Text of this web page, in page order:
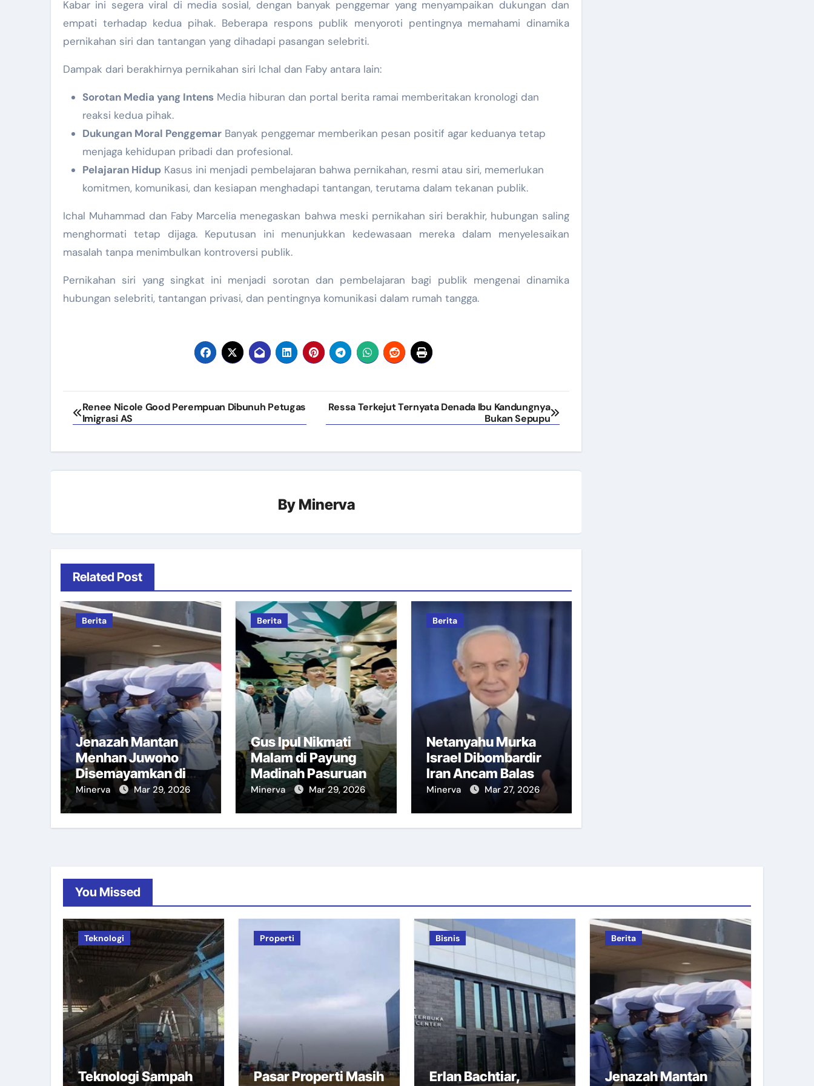
Kabar ini segera viral di media sosial, dengan banyak penggemar yang menyampaikan dukungan dan
empati terhadap kedua pihak. Beberapa respons publik menyoroti pentingnya memahami dinamika
pernikahan siri dan tantangan yang dihadapi pasangan selebriti.
Dampak dari berakhirnya pernikahan siri Ichal dan Faby antara lain:
Sorotan Media yang Intens Media hiburan dan portal berita ramai memberitakan kronologi dan
reaksi kedua pihak.
Dukungan Moral Penggemar Banyak penggemar memberikan pesan positif agar keduanya tetap
menjaga kehidupan pribadi dan profesional.
Pelajaran Hidup Kasus ini menjadi pembelajaran bahwa pernikahan, resmi atau siri, memerlukan
komitmen, komunikasi, dan kesiapan menghadapi tantangan, terutama dalam tekanan publik.
Ichal Muhammad dan Faby Marcelia menegaskan bahwa meski pernikahan siri berakhir, hubungan saling
menghormati tetap dijaga. Keputusan ini menunjukkan kedewasaan mereka dalam menyelesaikan
masalah tanpa menimbulkan kontroversi publik.
Pernikahan siri yang singkat ini menjadi sorotan dan pembelajaran bagi publik mengenai dinamika
hubungan selebriti, tantangan privasi, dan pentingnya komunikasi dalam rumah tangga.
Navigasi
pos
Renee Nicole Good Perempuan Dibunuh Petugas
Imigrasi AS
Ressa Terkejut Ternyata Denada Ibu Kandungnya
Bukan Sepupu
By Minerva
Related Post
Berita
Jenazah Mantan
Menhan Juwono
Disemayamkan di
Kemhan
Minerva Mar 29, 2026
Berita
Gus Ipul Nikmati
Malam di Payung
Madinah Pasuruan
Minerva Mar 29, 2026
Berita
Netanyahu Murka
Israel Dibombardir
Iran Ancam Balas
Minerva Mar 27, 2026
You Missed
Teknologi
Teknologi Sampah
Properti
Pasar Properti Masih
Bisnis
Erlan Bachtiar,
Berita
Jenazah Mantan